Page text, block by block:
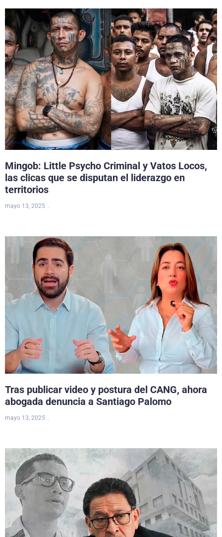
Mingob: Little Psycho Criminal y Vatos Locos,
las clicas que se disputan el liderazgo en
territorios
mayo 13, 2025
Tras publicar video y postura del CANG, ahora
abogada denuncia a Santiago Palomo
mayo 13, 2025